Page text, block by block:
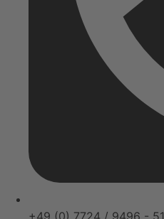
+49 (0) 7724 / 9496 - 51